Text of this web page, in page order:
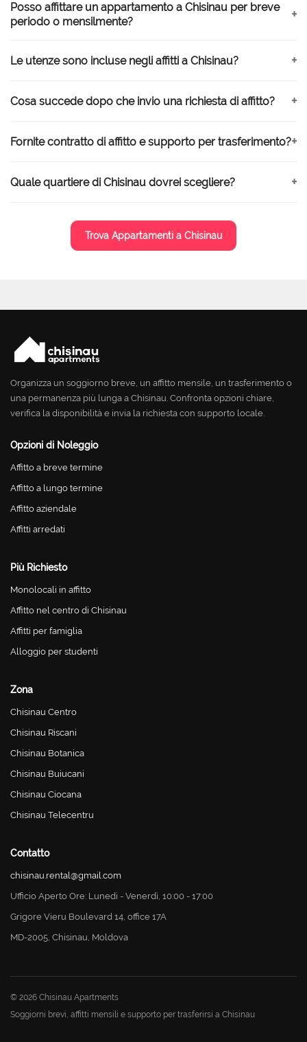
Posso affittare un appartamento a Chisinau per breve
periodo o mensilmente?
Le utenze sono incluse negli affitti a Chisinau?
Cosa succede dopo che invio una richiesta di affitto?
Fornite contratto di affitto e supporto per trasferimento?
Quale quartiere di Chisinau dovrei scegliere?
Trova Appartamenti a Chisinau
Organizza un soggiorno breve, un affitto mensile, un trasferimento o
una permanenza più lunga a Chisinau. Confronta opzioni chiare,
verifica la disponibilità e invia la richiesta con supporto locale.
Opzioni di Noleggio
Affitto a breve termine
Affitto a lungo termine
Affitto aziendale
Affitti arredati
Più Richiesto
Monolocali in affitto
Affitto nel centro di Chisinau
Affitti per famiglia
Alloggio per studenti
Zona
Chisinau Centro
Chisinau Riscani
Chisinau Botanica
Chisinau Buiucani
Chisinau Ciocana
Chisinau Telecentru
Contatto
chisinau.rental@gmail.com
Ufficio Aperto Ore: Lunedi - Venerdì, 10:00 - 17:00
Grigore Vieru Boulevard 14, office 17A
MD-2005, Chisinau, Moldova
© 2026 Chisinau Apartments
Soggiorni brevi, affitti mensili e supporto per trasferirsi a Chisinau